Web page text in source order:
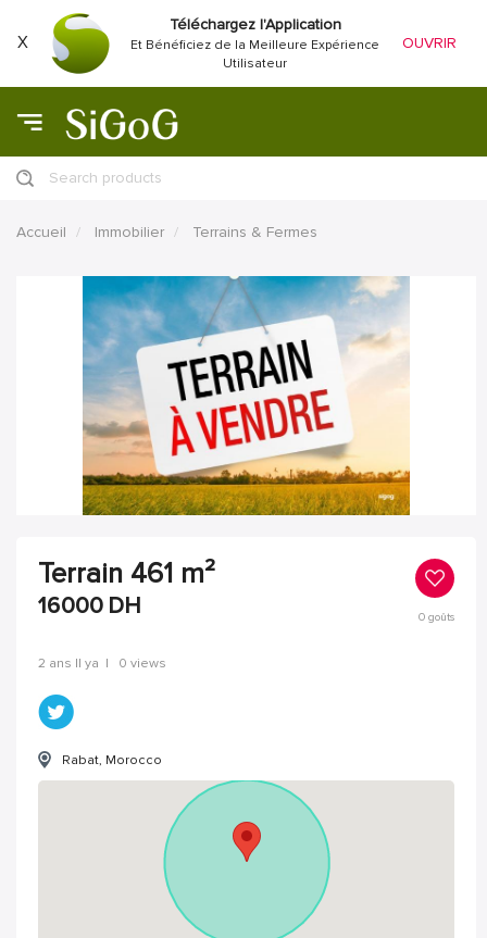
X
Téléchargez l'Application
Et Bénéficiez de la Meilleure Expérience
Utilisateur
OUVRIR
Search products
Accueil Immobilier Terrains & Fermes
Terrain 461 m²
16000 DH 0goûts
2 ans Il ya | 0 views
Rabat, Morocco